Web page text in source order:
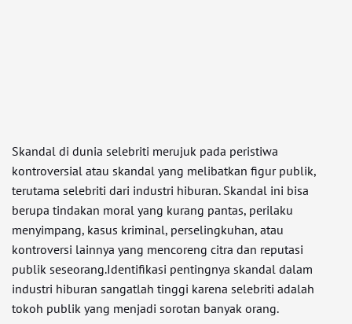
Skandal di dunia selebriti merujuk pada peristiwa
kontroversial atau skandal yang melibatkan figur publik,
terutama selebriti dari industri hiburan. Skandal ini bisa
berupa tindakan moral yang kurang pantas, perilaku
menyimpang, kasus kriminal, perselingkuhan, atau
kontroversi lainnya yang mencoreng citra dan reputasi
publik seseorang.Identifikasi pentingnya skandal dalam
industri hiburan sangatlah tinggi karena selebriti adalah
tokoh publik yang menjadi sorotan banyak orang.